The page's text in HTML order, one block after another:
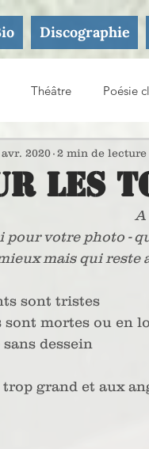
Discographie
Théâtre Poésie
les
2020 2 min de lecture
A
pour votre photo -
mais qui reste
sont tristes
sont mortes ou en
dessein
grand et aux